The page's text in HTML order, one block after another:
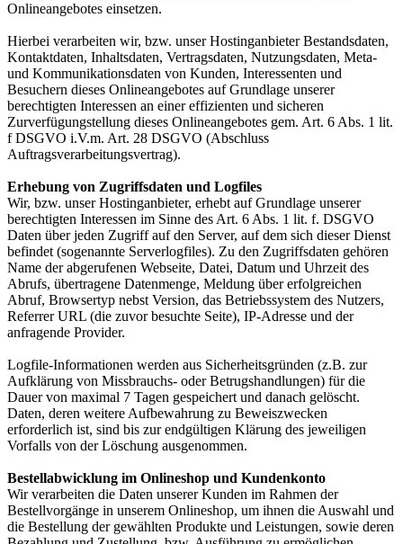
Onlineangebotes einsetzen.
Hierbei verarbeiten wir, bzw. unser Hostinganbieter Bestandsdaten,
Kontaktdaten, Inhaltsdaten, Vertragsdaten, Nutzungsdaten, Meta-
und Kommunikationsdaten von Kunden, Interessenten und
Besuchern dieses Onlineangebotes auf Grundlage unserer
berechtigten Interessen an einer effizienten und sicheren
Zurverfügungstellung dieses Onlineangebotes gem. Art. 6 Abs. 1 lit.
f DSGVO i.V.m. Art. 28 DSGVO (Abschluss
Auftragsverarbeitungsvertrag).
Erhebung von Zugriffsdaten und Logfiles
Wir, bzw. unser Hostinganbieter, erhebt auf Grundlage unserer
berechtigten Interessen im Sinne des Art. 6 Abs. 1 lit. f. DSGVO
Daten über jeden Zugriff auf den Server, auf dem sich dieser Dienst
befindet (sogenannte Serverlogfiles). Zu den Zugriffsdaten gehören
Name der abgerufenen Webseite, Datei, Datum und Uhrzeit des
Abrufs, übertragene Datenmenge, Meldung über erfolgreichen
Abruf, Browsertyp nebst Version, das Betriebssystem des Nutzers,
Referrer URL (die zuvor besuchte Seite), IP-Adresse und der
anfragende Provider.
Logfile-Informationen werden aus Sicherheitsgründen (z.B. zur
Aufklärung von Missbrauchs- oder Betrugshandlungen) für die
Dauer von maximal 7 Tagen gespeichert und danach gelöscht.
Daten, deren weitere Aufbewahrung zu Beweiszwecken
erforderlich ist, sind bis zur endgültigen Klärung des jeweiligen
Vorfalls von der Löschung ausgenommen.
Bestellabwicklung im Onlineshop und Kundenkonto
Wir verarbeiten die Daten unserer Kunden im Rahmen der
Bestellvorgänge in unserem Onlineshop, um ihnen die Auswahl und
die Bestellung der gewählten Produkte und Leistungen, sowie deren